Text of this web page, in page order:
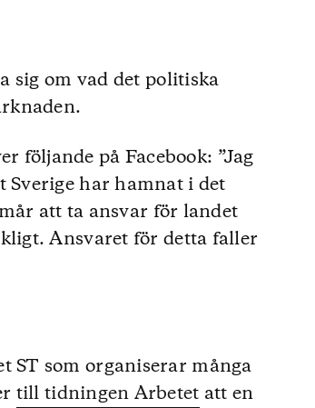
sig om vad det politiska
följande på Facebook: ”Jag
har hamnat i det
att ta ansvar för landet
Ansvaret för detta faller
som organiserar många
till tidningen Arbetet att en